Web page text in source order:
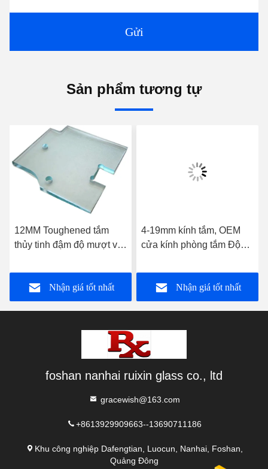
Gửi
Sản phẩm tương tự
12MM Toughened tắm
thủy tinh đậm độ mượt với
Nhận giá tốt nhất
4-19mm kính tắm, OEM
cửa kính phòng tắm Độ
Nhận giá tốt nhất
foshan nanhai ruixin glass co., ltd
gracewish@163.com
+8613929909663--13690711186
Khu công nghiệp Dafengtian, Luocun, Nanhai, Foshan,
Quảng Đông